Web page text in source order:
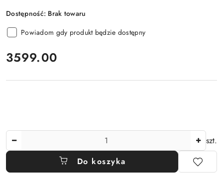
Dostępność: Brak towaru
Powiadom gdy produkt będzie dostępny
cena:
3599.00
szt.
Do koszyka